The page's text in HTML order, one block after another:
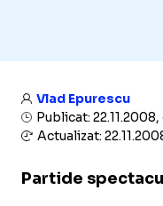
Vlad Epurescu
Publicat: 22.11.2008,
Actualizat:
Partide